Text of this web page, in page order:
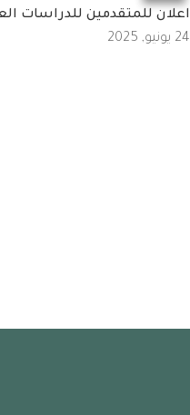
اعلان للمتقدمين للدراسات
24 يونيو, 2025